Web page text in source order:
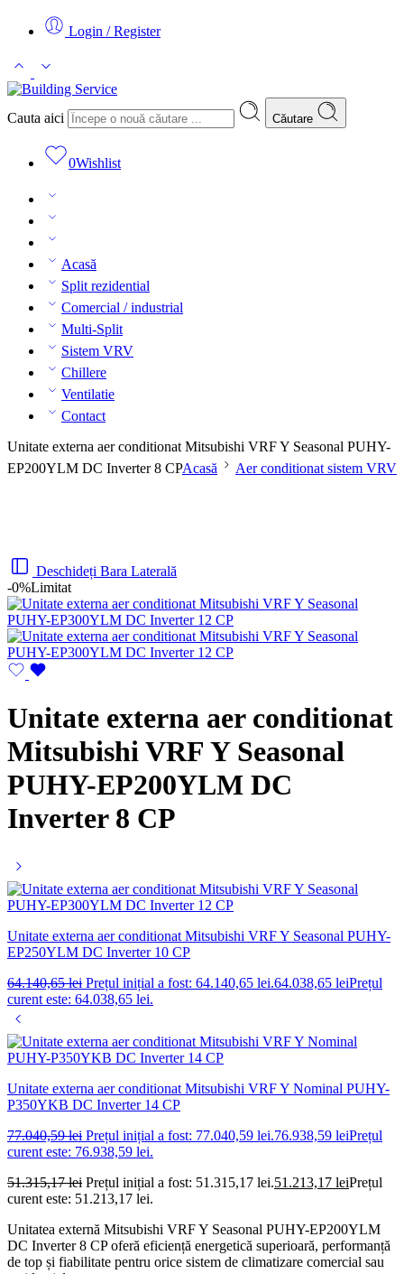
Login / Register
Cauta aici Căutare
0Wishlist
Acasă
Split rezidential
Comercial / industrial
Multi-Split
Sistem VRV
Chillere
Ventilatie
Contact
Unitate externa aer conditionat Mitsubishi VRF Y Seasonal PUHY-
EP200YLM DC Inverter 8 CPAcasă Aer conditionat sistem VRV
Deschideți Bara Laterală
-0%Limitat
Unitate externa aer conditionat
Mitsubishi VRF Y Seasonal
PUHY-EP200YLM DC
Inverter 8 CP
Unitate externa aer conditionat Mitsubishi VRF Y Seasonal PUHY-
EP250YLM DC Inverter 10 CP
64.140,65lei Prețul inițial a fost: 64.140,65 lei.64.038,65 leiPrețul
curent este: 64.038,65 lei.
Unitate externa aer conditionat Mitsubishi VRF Y Nominal PUHY-
P350YKB DC Inverter 14 CP
77.040,59lei Prețul inițial a fost: 77.040,59 lei.76.938,59 leiPrețul
curent este: 76.938,59 lei.
51.315,17lei Prețul inițial a fost: 51.315,17 lei.51.213,17 leiPrețul
curent este: 51.213,17 lei.
Unitatea externă Mitsubishi VRF Y Seasonal PUHY-EP200YLM
DC Inverter 8 CP oferă eficiență energetică superioară, performanță
de top și fiabilitate pentru orice sistem de climatizare comercial sau